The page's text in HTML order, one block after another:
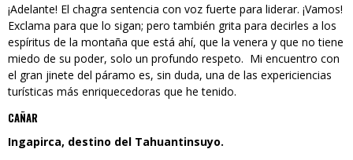
¡Adelante! El chagra sentencia con voz fuerte para liderar. ¡Vamos!
Exclama para que lo sigan; pero también grita para decirles a los
espíritus de la montaña que está ahí, que la venera y que no tiene
miedo de su poder, solo un profundo respeto. Mi encuentro con
el gran jinete del páramo es, sin duda, una de las expericiencias
turísticas más enriquecedoras que he tenido.
CAÑAR
Ingapirca, destino del Tahuantinsuyo.